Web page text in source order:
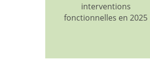
interventions
fonctionnelles en 2025